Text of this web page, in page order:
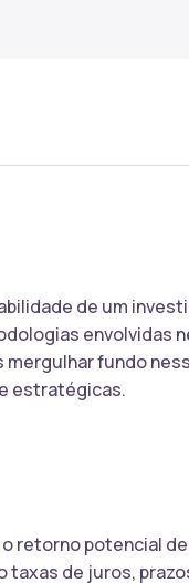
de um
envolvidas
mergulhar fundo
estratégicas.
retorno potencial
de juros,